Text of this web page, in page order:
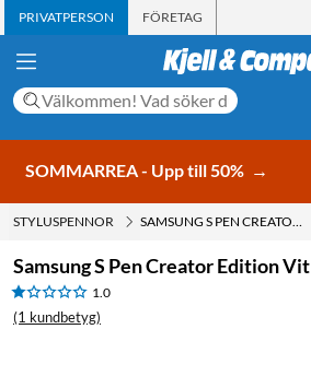
PRIVATPERSON FÖRETAG
SOMMARREA - Upp till 50% →
STYLUSPENNOR SAMSUNG S PEN CREATOR EDITION VIT
Samsung S Pen Creator Edition Vit
1.0
(1 kundbetyg)